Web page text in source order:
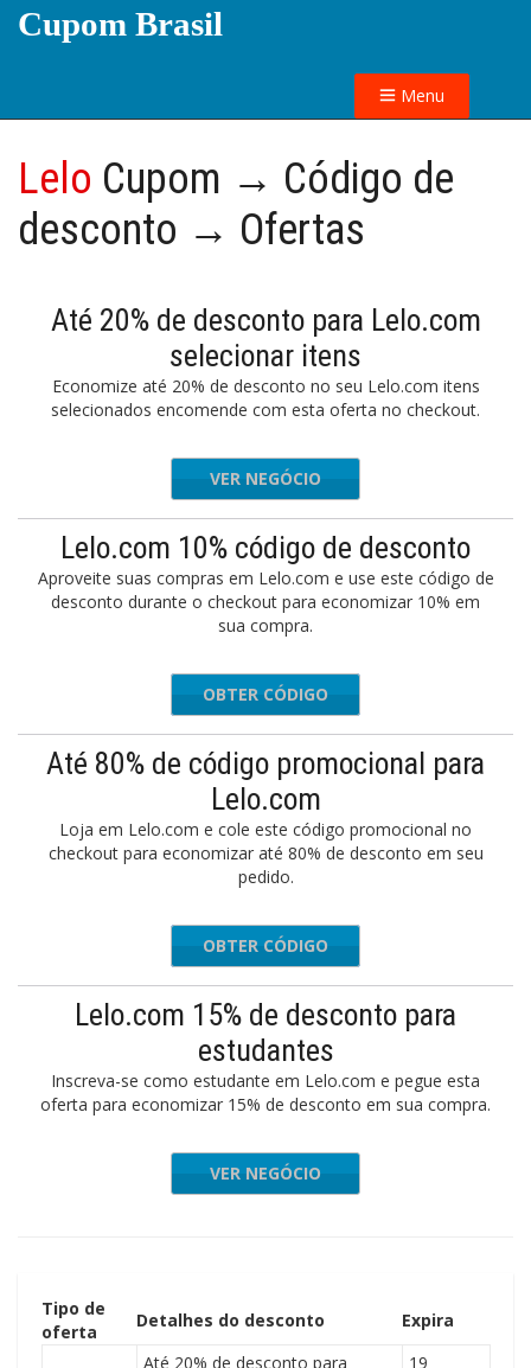
Cupom Brasil
Menu
Lelo Cupom → Código de
desconto → Ofertas
Até 20% de desconto para Lelo.com
selecionar itens
Economize até 20% de desconto no seu Lelo.com itens
selecionados encomende com esta oferta no checkout.
VER NEGÓCIO
Lelo.com 10% código de desconto
Aproveite suas compras em Lelo.com e use este código de
desconto durante o checkout para economizar 10% em
sua compra.
FAST10
OBTER CÓDIGO
Até 80% de código promocional para
Lelo.com
Loja em Lelo.com e cole este código promocional no
checkout para economizar até 80% de desconto em seu
pedido.
POWER21
OBTER CÓDIGO
Lelo.com 15% de desconto para
estudantes
Inscreva-se como estudante em Lelo.com e pegue esta
oferta para economizar 15% de desconto em sua compra.
VER NEGÓCIO
Tipo de
oferta
Detalhes do desconto Expira
Até 20% de desconto para
19